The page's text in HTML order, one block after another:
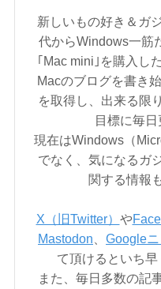
新しいもの好き＆ガ
代からWindows一筋
｢Mac mini｣を購入し
Macのブログを書き
を取得し、出来る限
目標に毎日
現在はWindows（
でなく、気になるガ
関する情報
X（旧Twitter） や
Mastodon
Google
て頂けるといち早
また、毎日多数の記